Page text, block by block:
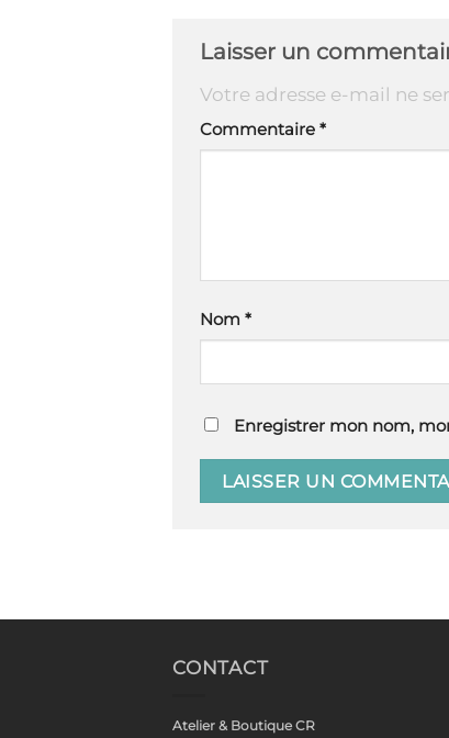
Laisser un
Votre adresse e-mail ne
Commentaire *
Nom *
Enregistrer mon nom,
CONTACT
Atelier & Boutique CR